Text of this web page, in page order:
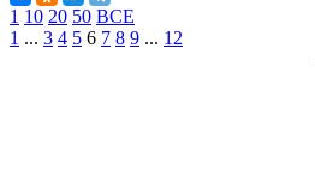
1 10 20 50 ВСЕ
1 ... 3 4 5 6 7 8 9 ... 12